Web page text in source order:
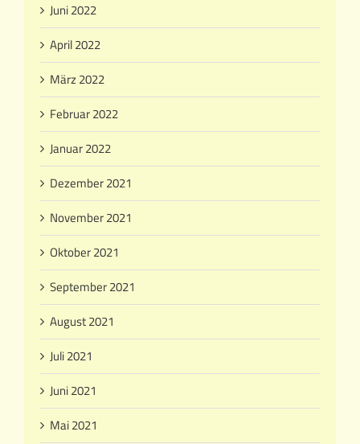
Juni 2022
April 2022
März 2022
Februar 2022
Januar 2022
Dezember 2021
November 2021
Oktober 2021
September 2021
August 2021
Juli 2021
Juni 2021
Mai 2021